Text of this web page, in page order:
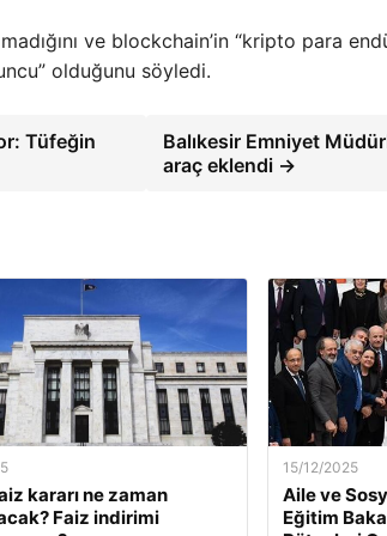
ve blockchain’in “kripto para
olduğunu söyledi.
Tüfeğin
Balıkesir Emniyet
araç eklendi →
kararı ne zaman
Faiz indirimi
15/12/2025
Aile ve
Eğitim